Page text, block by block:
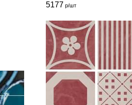
5177 р/шт